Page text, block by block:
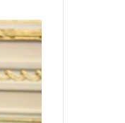
صيف
بلا
اعرف
كيف
الحكومة